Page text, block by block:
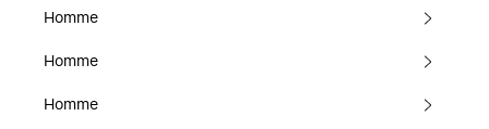
Homme
Homme
Homme